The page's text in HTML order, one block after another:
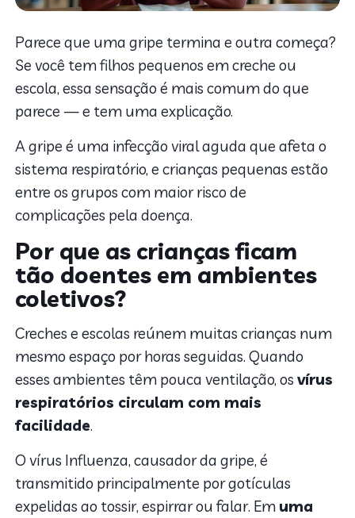
Parece que uma gripe termina e outra começa?
Se você tem filhos pequenos em creche ou
escola, essa sensação é mais comum do que
parece — e tem uma explicação.
A gripe é uma infecção viral aguda que afeta o
sistema respiratório, e crianças pequenas estão
entre os grupos com maior risco de
complicações pela doença.
Por que as crianças ficam
tão doentes em ambientes
coletivos?
Creches e escolas reúnem muitas crianças num
mesmo espaço por horas seguidas. Quando
esses ambientes têm pouca ventilação, osvírus
respiratórios circulam com mais
facilidade.
O vírus Influenza, causador da gripe, é
transmitido principalmente por gotículas
expelidas ao tossir, espirrar ou falar. Em uma